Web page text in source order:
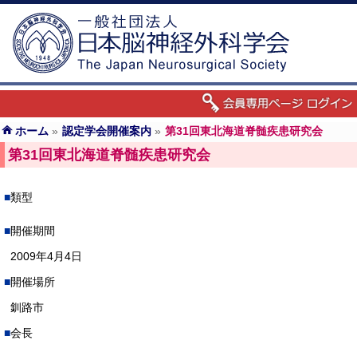
ホーム » 認定学会開催案内 » 第31回東北海道脊髄疾患研究会
第31回東北海道脊髄疾患研究会
類型
開催期間
2009年4月4日
開催場所
釧路市
会長